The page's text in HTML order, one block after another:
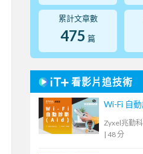
累計文章數
475 篇
看影片追技術
Wi-Fi 自
Zyxel兆勤
| 48 分